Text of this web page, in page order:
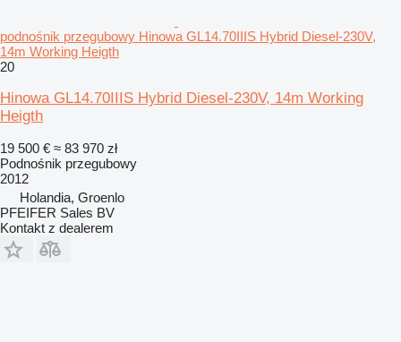
podnośnik przegubowy Hinowa GL14.70IIIS Hybrid Diesel-230V,
14m Working Heigth
20
Hinowa GL14.70IIIS Hybrid Diesel-230V, 14m Working
Heigth
19 500 € ≈ 83 970 zł
Podnośnik przegubowy
2012
Holandia, Groenlo
PFEIFER Sales BV
Kontakt z dealerem